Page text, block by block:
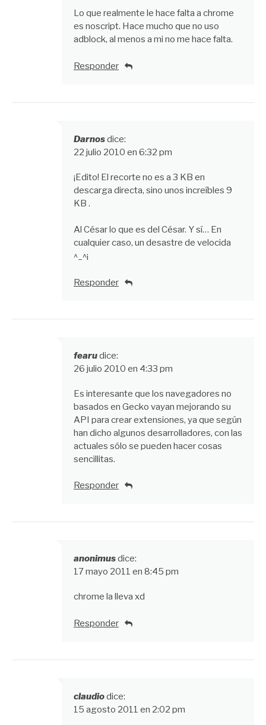
Lo que realmente le hace falta a chrome
es noscript. Hace mucho que no uso
adblock, al menos a mi no me hace falta.
Responder
Darnosdice:
22 julio 2010 en 6:32 pm
¡Edito! El recorte no es a 3 KB en
descarga directa, sino unos increíbles 9
KB .
Al César lo que es del César. Y sí… En
cualquier caso, un desastre de velocida
^_^¡
Responder
fearudice:
26 julio 2010 en 4:33 pm
Es interesante que los navegadores no
basados en Gecko vayan mejorando su
API para crear extensiones, ya que según
han dicho algunos desarrolladores, con las
actuales sólo se pueden hacer cosas
sencillitas.
Responder
anonimusdice:
17 mayo 2011 en 8:45 pm
chrome la lleva xd
Responder
claudiodice:
15 agosto 2011 en 2:02 pm